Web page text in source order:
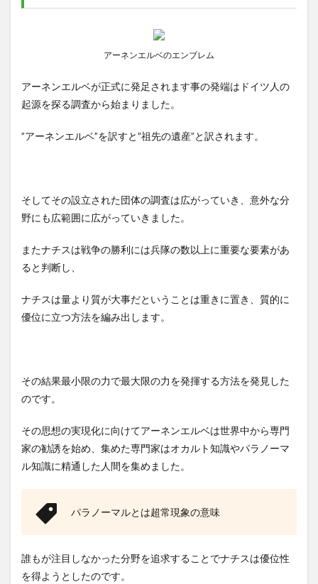
アーネンエルベのエンブレム
アーネンエルベが正式に発足されます事の発端はドイツ人の
起源を探る調査から始まりました。
”アーネンエルベ”を訳すと”祖先の遺産”と訳されます。
そしてその設立された団体の調査は広がっていき、意外な分
野にも広範囲に広がっていきました。
またナチスは戦争の勝利には兵隊の数以上に重要な要素があ
ると判断し、
ナチスは量より質が大事だということは重きに置き、質的に
優位に立つ方法を編み出します。
その結果最小限の力で最大限の力を発揮する方法を発見した
のです。
その思想の実現化に向けてアーネンエルベは世界中から専門
家の勧誘を始め、集めた専門家はオカルト知識やパラノーマ
ル知識に精通した人間を集めました。
パラノーマルとは超常現象の意味
誰もが注目しなかった分野を追求することでナチスは優位性
を得ようとしたのです。